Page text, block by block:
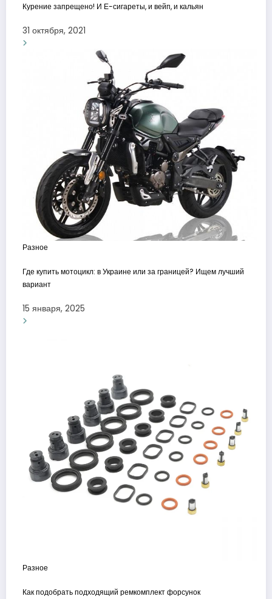
Курение запрещено! И Е-сигареты, и вейп, и кальян
31 октября, 2021
Разное
Где купить мотоцикл: в Украине или за границей? Ищем лучший
вариант
15 января, 2025
Разное
Как подобрать подходящий ремкомплект форсунок